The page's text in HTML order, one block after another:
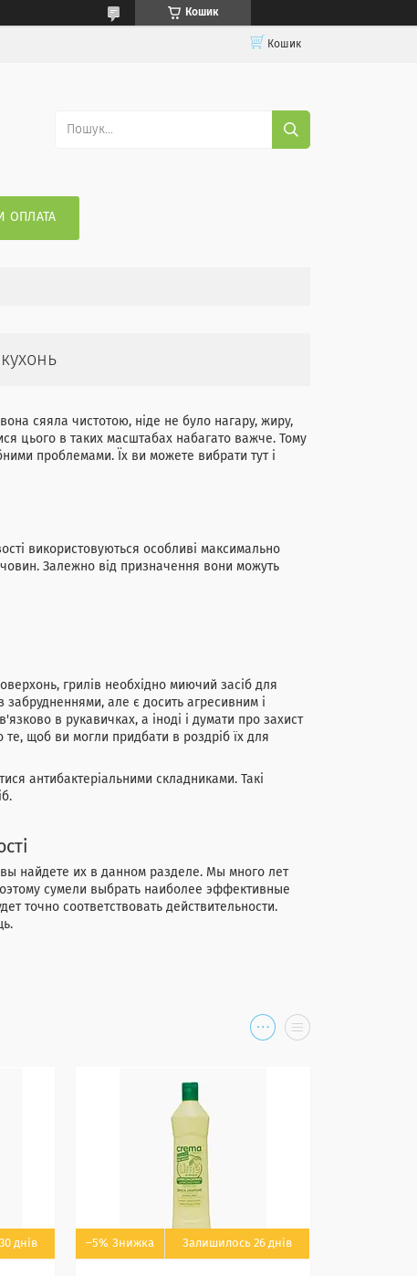
Кошик
Кошик
ОПЛАТА
сяяла чистотою, ніде не було нагару, жиру,
цього в таких масштабах набагато важче. Тому
проблемами. Їх ви можете вибрати тут і
використовуються особливі максимально
Залежно від призначення вони можуть
грилів необхідно миючий засіб для
забрудненнями, але є досить агресивним і
в рукавичках, а іноді і думати про захист
щоб ви могли придбати в роздріб їх для
антибактеріальними складниками. Такі
найдете их в данном разделе. Мы много лет
сумели выбрать наиболее эффективные
точно соответствовать действительности.
днів –5% Залишилось 26 днів